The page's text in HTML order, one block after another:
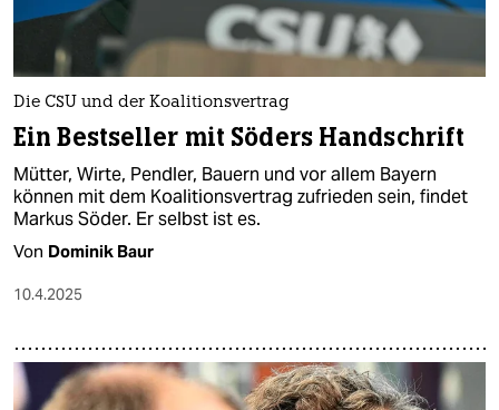
Die CSU und der Koalitionsvertrag
Ein Bestseller mit Söders Handschrift
Mütter, Wirte, Pendler, Bauern und vor allem Bayern
können mit dem Koalitionsvertrag zufrieden sein, findet
Markus Söder. Er selbst ist es.
Von Dominik Baur
10.4.2025